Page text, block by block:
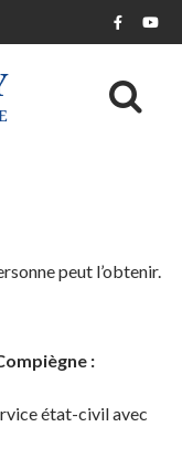
Lien
peut l’obtenir.
:
état-civil avec